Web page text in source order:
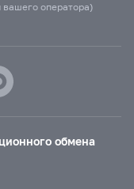
вашего оператора)
обмена